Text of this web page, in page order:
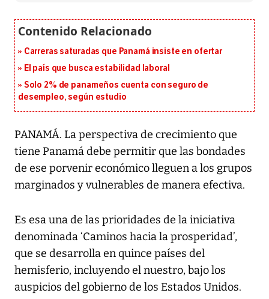
Carreras saturadas que Panamá insiste en ofertar
El país que busca estabilidad laboral
Solo 2% de panameños cuenta con seguro de
desempleo, según estudio
PANAMÁ. La perspectiva de crecimiento que
tiene Panamá debe permitir que las bondades
de ese porvenir económico lleguen a los grupos
marginados y vulnerables de manera efectiva.
Es esa una de las prioridades de la iniciativa
denominada ‘Caminos hacia la prosperidad’,
que se desarrolla en quince países del
hemisferio, incluyendo el nuestro, bajo los
auspicios del gobierno de los Estados Unidos.